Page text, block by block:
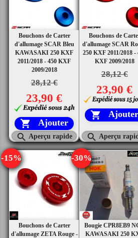
Bouchons de Carter
d'allumage SCAR Bleu
KAWASAKI 250 KXF
2011/2018 - 450 KXF
2009/2018
28,12 €
23,90 €
 Ajouter
 Aperçu rapide
Bouchons de
d'allumage SCAR
250 KXF 2011/2018 -
KXF 2009/2018
28,12 €
23,90 €
 Ajouter
 Aperçu
Bouchons de Carter
d'allumage ZETA Rouge -
-15%
Bougie CPR8EB9
KAWASAKI 250
-30%